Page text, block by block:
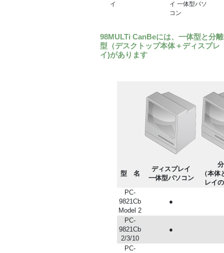
イ
イ 一体型パソ
コン
98MULTi CanBeには、一体型と分離
型（デスクトップ本体＋ディスプレ
イ)があります
型 名
ディスプレイ
一体型パソコン
（本
レイ
PC-
9821Cb
Model 2
●
PC-
9821Cb
2/3/10
●
PC-